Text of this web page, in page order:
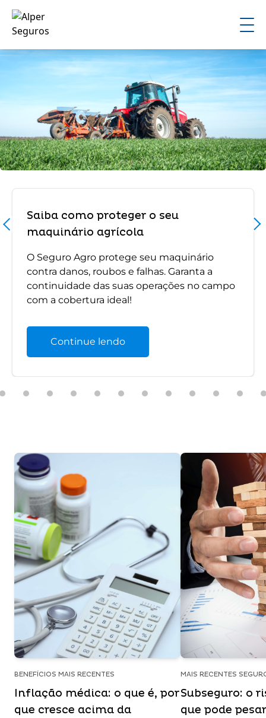
Saiba como proteger o seu
maquinário agrícola
O Seguro Agro protege seu maquinário
contra danos, roubos e falhas. Garanta a
continuidade das suas operações no campo
com a cobertura ideal!
Continue lendo
BENEFÍCIOS MAIS RECENTES
Inflação médica: o que é, por
que cresce acima da
MAIS RECENTES
Subseguro: o
que pode